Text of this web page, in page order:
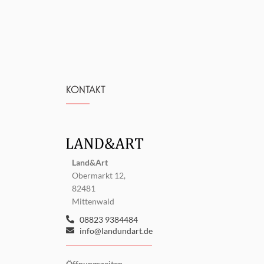
KONTAKT
Land&Art
Obermarkt 12,
82481
Mittenwald
08823 9384484
info@landundart.de